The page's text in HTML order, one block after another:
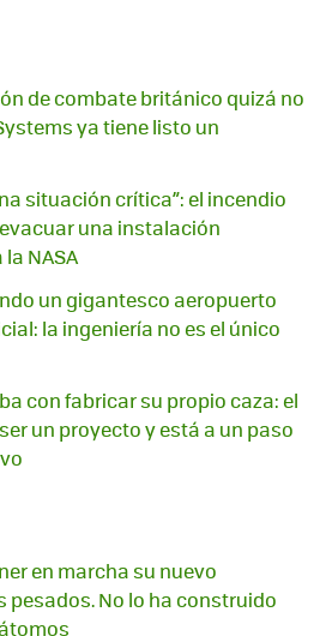
de combate británico quizá no
ya tiene listo un
situación crítica”: el incendio
una instalación
NASA
un gigantesco aeropuerto
la ingeniería no es el único
con fabricar su propio caza: el
un proyecto y está a un paso
en marcha su nuevo
pesados. No lo ha construido